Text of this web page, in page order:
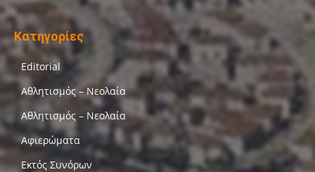
Κατηγορίες
Editorial
Αθλητισμός – Νεολαία
Αθλητισμός – Νεολαία
Αφιερώματα
Εκτός Συνόρων